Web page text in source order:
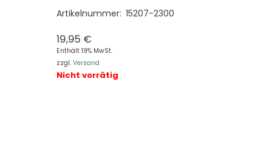
Artikelnummer: 15207-2300
19,95 €
Enthält 19% MwSt.
zzgl. Versand
Nicht vorrätig